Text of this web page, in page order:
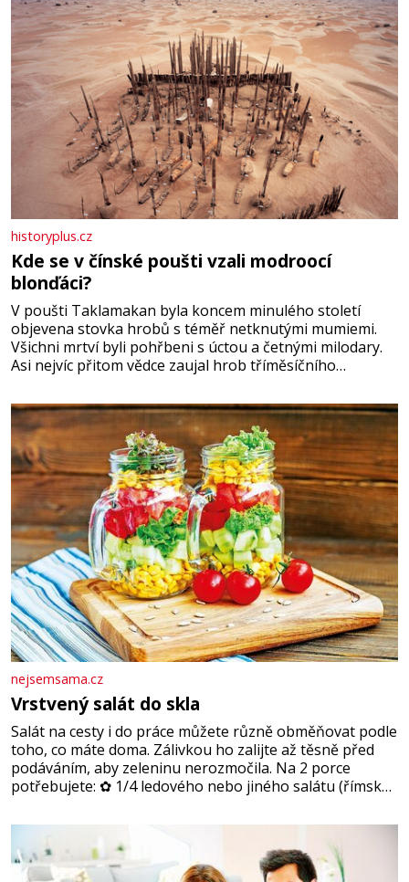
historyplus.cz
Kde se v čínské poušti vzali modroocí
blonďáci?
V poušti Taklamakan byla koncem minulého století
objevena stovka hrobů s téměř netknutými mumiemi.
Všichni mrtví byli pohřbeni s úctou a četnými milodary.
Asi nejvíc přitom vědce zaujal hrob tříměsíčního
blonďaté vlásky. Fakt, že jsou těla dávných lidí nesmírně
dobře zachovalá, přičítají odborníci zdejším klimatickým
podmínkám. Sucho, prosolené písky a extrémně
nejsemsama.cz
Vrstvený salát do skla
Salát na cesty i do práce můžete různě obměňovat podle
toho, co máte doma. Zálivkou ho zalijte až těsně před
podáváním, aby zeleninu nerozmočila. Na 2 porce
potřebujete: ✿ 1/4 ledového nebo jiného salátu (římský
okurky ✿ 2 rajčata Zálivka: ✿ 4 lžíce olivového oleje ✿ 1
lžíci citronové šťávy ✿ ½ stroužku